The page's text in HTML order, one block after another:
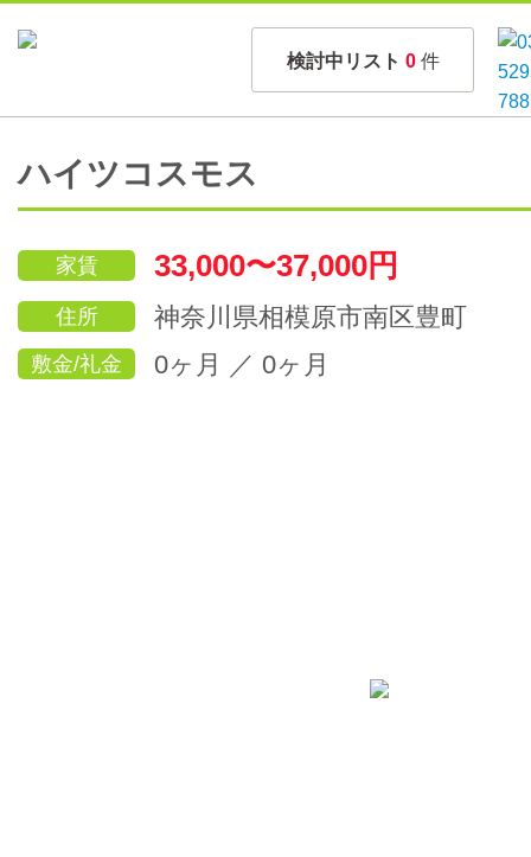
検討中リスト 0 件
ハイツコスモス
家賃 33,000〜37,000円
住所 神奈川県相模原市南区豊町
敷金/礼金 0ヶ月 ／ 0ヶ月